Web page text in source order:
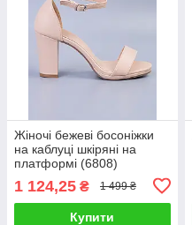
Жіночі бежеві босоніжки
на каблуці шкіряні на
платформі (6808)
1 124,25 ₴ 1 499 ₴
Купити